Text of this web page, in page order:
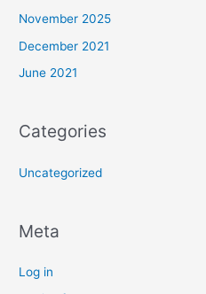
November 2025
December 2021
June 2021
Categories
Uncategorized
Meta
Log in